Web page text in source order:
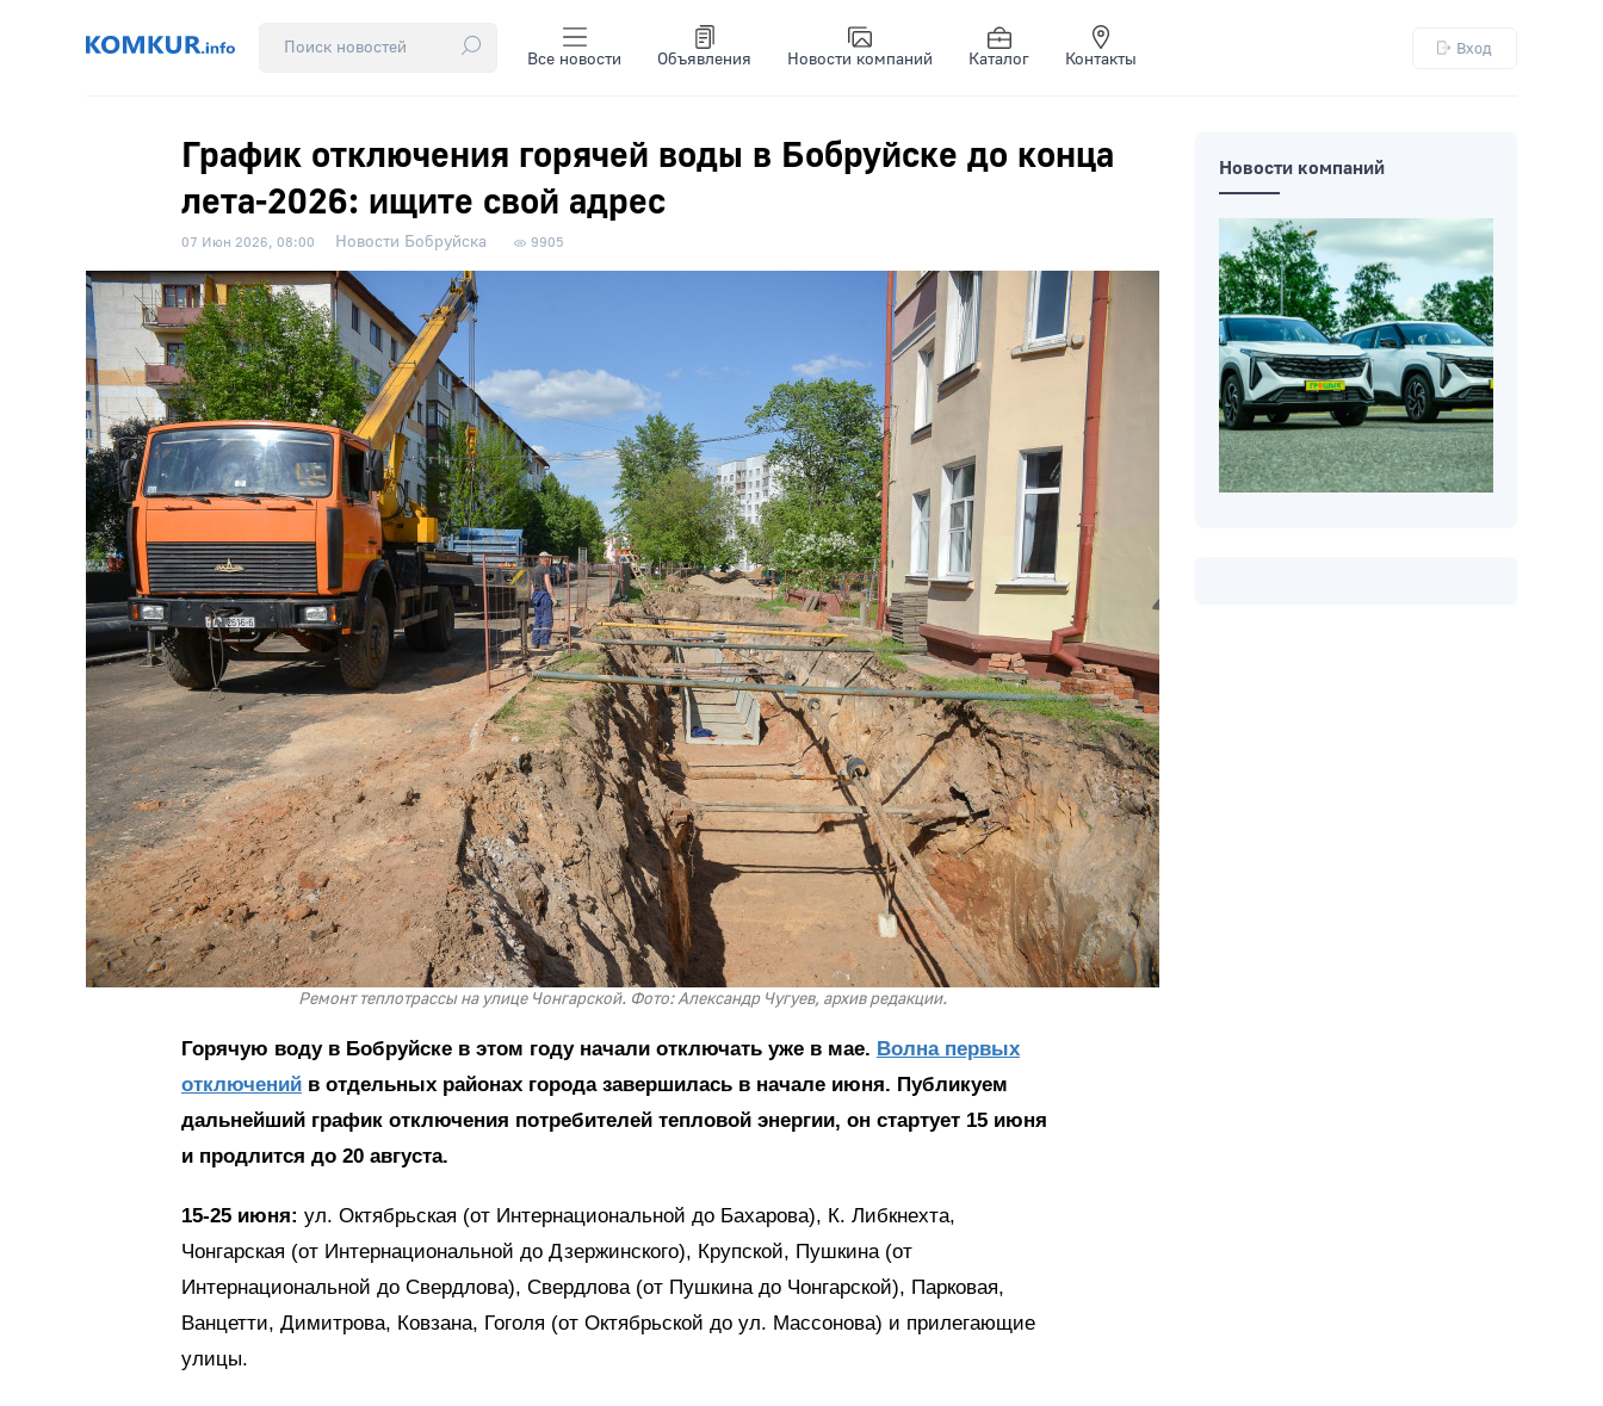
Все новости Объявления Новости компаний Каталог Контакты
Вход
График отключения горячей воды в Бобруйске до конца
лета-2026: ищите свой адрес
07 Июн 2026, 08:00 Новости Бобруйска 9905
Ремонт теплотрассы на улице Чонгарской. Фото: Александр Чугуев, архив редакции.
Горячую воду в Бобруйске в этом году начали отключать уже в мае. Волна первых
отключений в отдельных районах города завершилась в начале июня. Публикуем
дальнейший график отключения потребителей тепловой энергии, он стартует 15 июня
и продлится до 20 августа.
15-25 июня: ул. Октябрьская (от Интернациональной до Бахарова), К. Либкнехта,
Чонгарская (от Интернациональной до Дзержинского), Крупской, Пушкина (от
Интернациональной до Свердлова), Свердлова (от Пушкина до Чонгарской), Парковая,
Ванцетти, Димитрова, Ковзана, Гоголя (от Октябрьской до ул. Массонова) и прилегающие
улицы.
Новости компаний